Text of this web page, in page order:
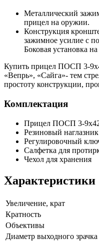
Металлический
прицел на оружии.
Конструкция
зажимное усилие с
Боковая установка
Купить прицел ПОСП 3-
«Вепрь», «Сайга»- тем
простоту конструкции,
Комплектация
Прицел ПОСП 3-
Резиновый наглазник
Регулировочный
Салфетка для
Чехол для хранения
Характеристики
Увеличение, крат
Кратность
Объективы
Диаметр выходного зрачка